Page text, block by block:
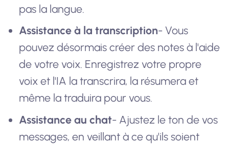
pas la langue.
Assistance à la transcription- Vous
pouvez désormais créer des notes à l'aide
de votre voix. Enregistrez votre propre
voix et l'IA la transcrira, la résumera et
même la traduira pour vous.
Assistance au chat- Ajustez le ton de vos
messages, en veillant à ce qu'ils soient